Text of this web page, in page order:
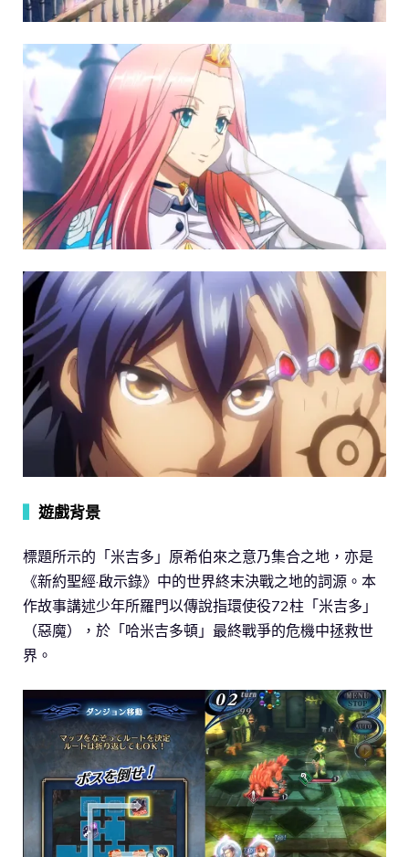
遊戲背景
標題所示的「米吉多」原希伯來之意乃集合之地，亦是
《新約聖經·啟示錄》中的世界終末決戰之地的詞源。本
作故事講述少年所羅門以傳說指環使役72柱「米吉多」
（惡魔），於「哈米吉多頓」最終戰爭的危機中拯救世
界。